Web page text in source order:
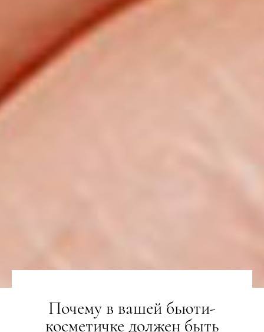
Почему в вашей бьюти-
косметичке должен быть